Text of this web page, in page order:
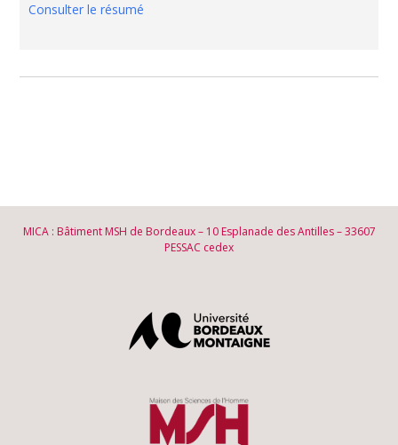
Consulter le résumé
MICA : Bâtiment MSH de Bordeaux – 10 Esplanade des Antilles – 33607
PESSAC cedex